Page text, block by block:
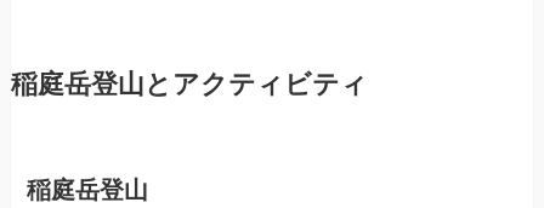
稲庭岳登山とアクティビティ
稲庭岳登山